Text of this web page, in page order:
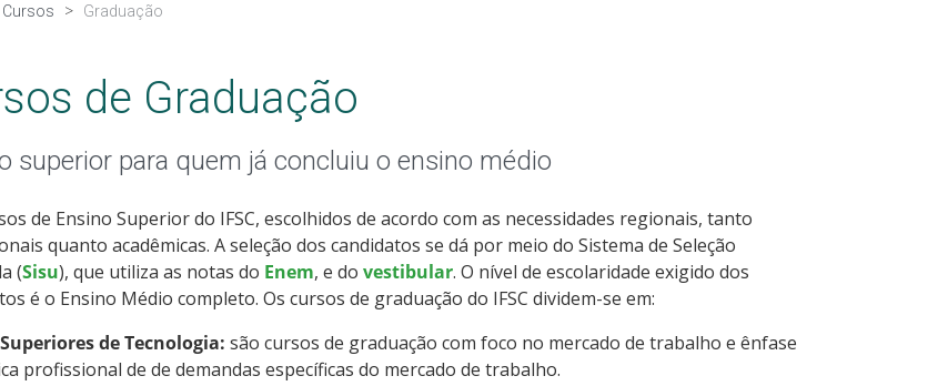
Cursos Graduação
de Graduação
superior para quem já concluiu o ensino médio
de Ensino Superior do IFSC, escolhidos de acordo com as necessidades regionais, tanto
quanto acadêmicas. A seleção dos candidatos se dá por meio do Sistema de Seleção
(Sisu), que utiliza as notas do Enem, e do vestibular. O nível de escolaridade exigido dos
é o Ensino Médio completo. Os cursos de graduação do IFSC dividem-se em:
de Tecnologia: são cursos de graduação com foco no mercado de trabalho e ênfase
profissional de de demandas específicas do mercado de trabalho.